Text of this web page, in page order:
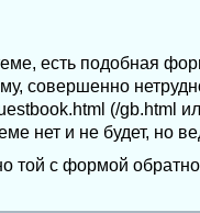
есть подобная
совершенно
(/gb.html
нет и не будет, но
той с формой